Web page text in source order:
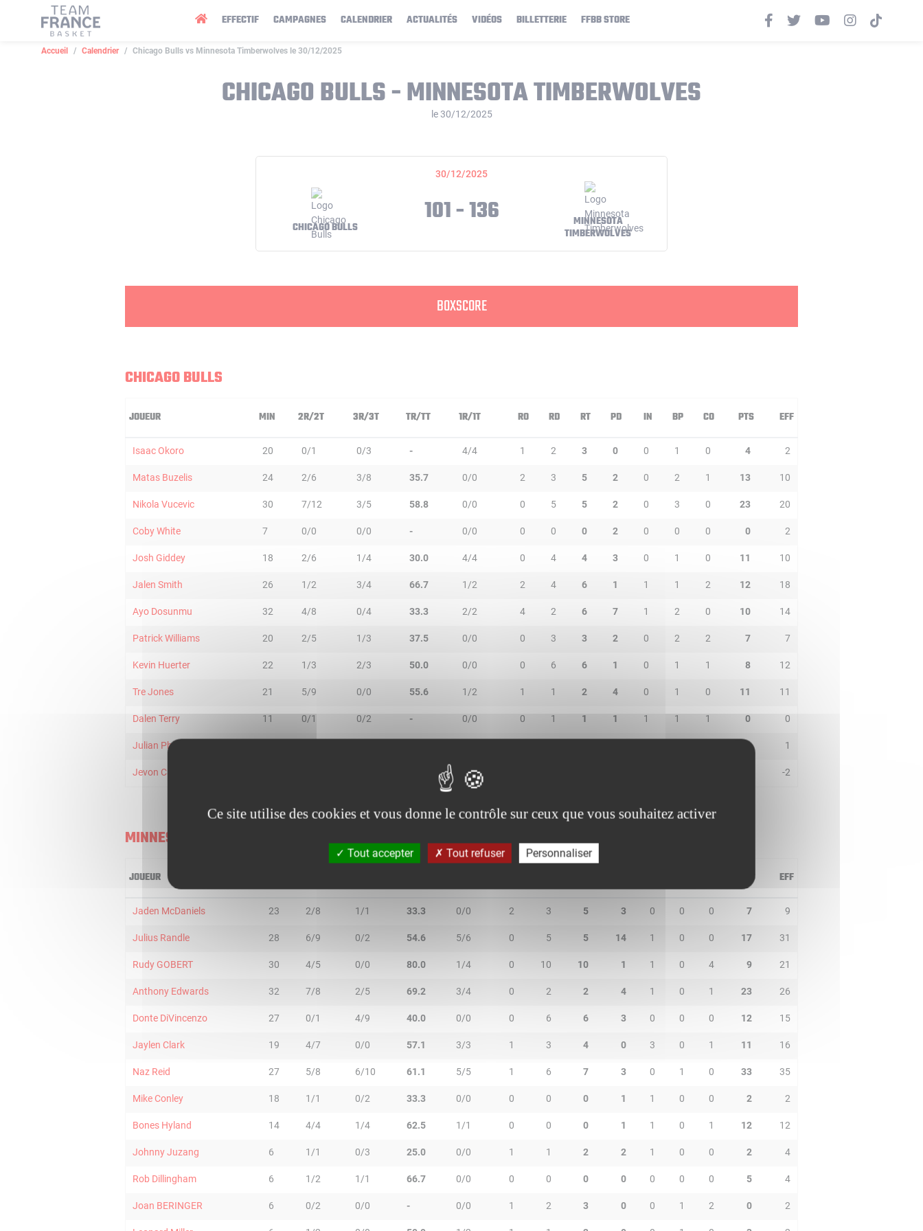
EFFECTIF CAMPAGNES CALENDRIER ACTUALITÉS VIDÉOS BILLETTERIE FFBB STORE
Accueil Calendrier Chicago Bulls vs Minnesota Timberwolves le 30/12/2025
CHICAGO BULLS - MINNESOTA TIMBERWOLVES
le 30/12/2025
30/12/2025
CHICAGO BULLS 101 - 136 MINNESOTA
TIMBERWOLVES
BOXSCORE
CHICAGO BULLS
JOUEUR MIN 2R/2T 3R/3T TR/TT 1R/1T RO RD RT PD IN BP CO PTS EFF
Isaac Okoro 20 0/1 0/3 - 4/4 1 2 3 0 0 1 0 4 2
Matas Buzelis 24 2/6 3/8 35.7 0/0 2 3 5 2 0 2 1 13 10
Nikola Vucevic 30 7/12 3/5 58.8 0/0 0 5 5 2 0 3 0 23 20
Coby White 7 0/0 0/0 - 0/0 0 0 0 2 0 0 0 0 2
Josh Giddey 18 2/6 1/4 30.0 4/4 0 4 4 3 0 1 0 11 10
Jalen Smith 26 1/2 3/4 66.7 1/2 2 4 6 1 1 1 2 12 18
Ayo Dosunmu 32 4/8 0/4 33.3 2/2 4 2 6 7 1 2 0 10 14
Patrick Williams 20 2/5 1/3 37.5 0/0 0 3 3 2 0 2 2 7 7
Kevin Huerter 22 1/3 2/3 50.0 0/0 0 6 6 1 0 1 1 8 12
Tre Jones 21 5/9 0/0 55.6 1/2 1 1 2 4 0 1 0 11 11
Dalen Terry 11 0/1 0/2 - 0/0 0 1 1 1 1 1 1 0 0
Julian Phillips 2 1
Jevon Carter 0/0 -2
MINNESOTA TIMBERWOLVES
JOUEUR PTS EFF
Jaden McDaniels 23 2/8 1/1 33.3 0/0 2 3 5 3 0 0 0 7 9
Julius Randle 28 6/9 0/2 54.6 5/6 0 5 5 14 1 0 0 17 31
Rudy GOBERT 30 4/5 0/0 80.0 1/4 0 10 10 1 1 0 4 9 21
Anthony Edwards 32 7/8 2/5 69.2 3/4 0 2 2 4 1 0 1 23 26
Donte DiVincenzo 27 0/1 4/9 40.0 0/0 0 6 6 3 0 0 0 12 15
Jaylen Clark 19 4/7 0/0 57.1 3/3 1 3 4 0 3 0 1 11 16
Naz Reid 27 5/8 6/10 61.1 5/5 1 6 7 3 0 1 0 33 35
Mike Conley 18 1/1 0/2 33.3 0/0 0 0 0 1 1 0 0 2 2
Bones Hyland 14 4/4 1/4 62.5 1/1 0 0 0 1 1 0 1 12 12
Johnny Juzang 6 1/1 0/3 25.0 0/0 1 1 2 2 1 0 0 2 4
Rob Dillingham 6 1/2 1/1 66.7 0/0 0 0 0 0 0 0 0 5 4
Joan BERINGER 6 0/2 0/0 - 0/0 1 2 3 0 0 1 2 0 2
Panneau de gestion des cookies
Ce site utilise des cookies et vous donne le contrôle sur ceux que vous souhaitez activer
Tout accepter Tout refuser Personnaliser